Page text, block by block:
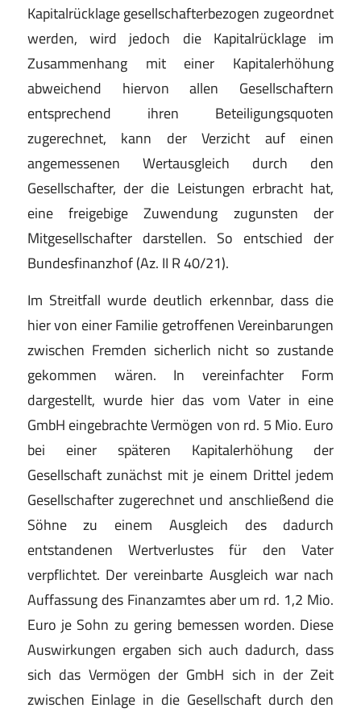
Kapitalrücklage gesellschafterbezogen zugeordnet
werden, wird jedoch die Kapitalrücklage im
Zusammenhang mit einer Kapitalerhöhung
abweichend hiervon allen Gesellschaftern
entsprechend ihren Beteiligungsquoten
zugerechnet, kann der Verzicht auf einen
angemessenen Wertausgleich durch den
Gesellschafter, der die Leistungen erbracht hat,
eine freigebige Zuwendung zugunsten der
Mitgesellschafter darstellen. So entschied der
Bundesfinanzhof (Az. II R 40/21).
Im Streitfall wurde deutlich erkennbar, dass die
hier von einer Familie getroffenen Vereinbarungen
zwischen Fremden sicherlich nicht so zustande
gekommen wären. In vereinfachter Form
dargestellt, wurde hier das vom Vater in eine
GmbH eingebrachte Vermögen von rd. 5 Mio. Euro
bei einer späteren Kapitalerhöhung der
Gesellschaft zunächst mit je einem Drittel jedem
Gesellschafter zugerechnet und anschließend die
Söhne zu einem Ausgleich des dadurch
entstandenen Wertverlustes für den Vater
verpflichtet. Der vereinbarte Ausgleich war nach
Auffassung des Finanzamtes aber um rd. 1,2 Mio.
Euro je Sohn zu gering bemessen worden. Diese
Auswirkungen ergaben sich auch dadurch, dass
sich das Vermögen der GmbH sich in der Zeit
zwischen Einlage in die Gesellschaft durch den